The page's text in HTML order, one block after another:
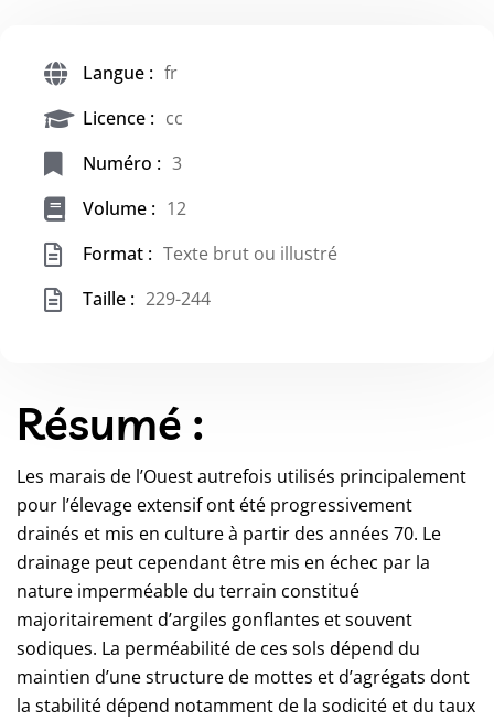
Langue : fr
Licence : cc
Numéro : 3
Volume : 12
Format : Texte brut ou illustré
Taille : 229-244
Résumé :
Les marais de l’Ouest autrefois utilisés principalement
pour l’élevage extensif ont été progressivement
drainés et mis en culture à partir des années 70. Le
drainage peut cependant être mis en échec par la
nature imperméable du terrain constitué
majoritairement d’argiles gonflantes et souvent
sodiques. La perméabilité de ces sols dépend du
maintien d’une structure de mottes et d’agrégats dont
la stabilité dépend notamment de la sodicité et du taux